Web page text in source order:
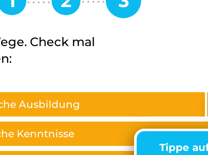
Check mal
Ausbildung
Kenntnisse
Tippe